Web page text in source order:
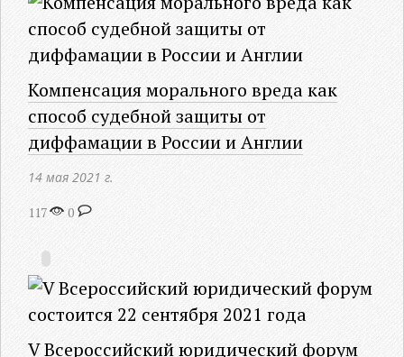
Компенсация морального вреда как
способ судебной защиты от
диффамации в России и Англии
14 мая 2021 г.
117 0
V Всероссийский юридический форум